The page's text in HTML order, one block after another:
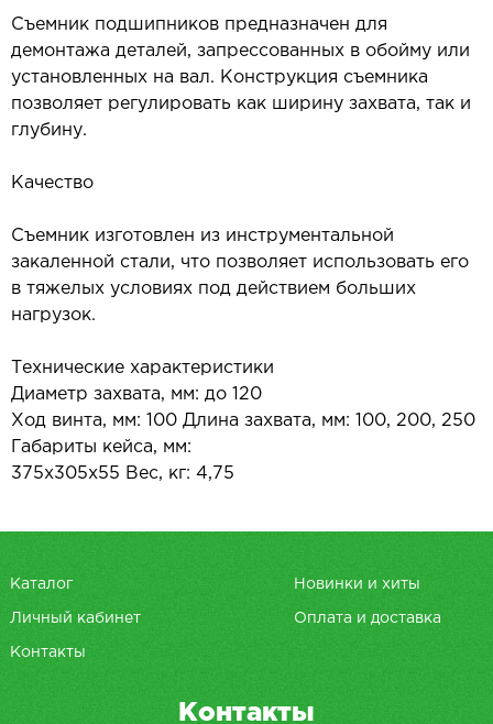
Съемник подшипников предназначен для
демонтажа деталей, запрессованных в обойму или
установленных на вал. Конструкция съемника
позволяет регулировать как ширину захвата, так и
глубину.
Качество
Съемник изготовлен из инструментальной
закаленной стали, что позволяет использовать его
в тяжелых условиях под действием больших
нагрузок.
Технические характеристики
Диаметр захвата, мм: до 120
Ход винта, мм: 100 Длина захвата, мм: 100, 200, 250
Габариты кейса, мм:
375х305х55 Вес, кг: 4,75
Каталог Новинки и хиты
Личный кабинет Оплата и доставка
Контакты
Контакты